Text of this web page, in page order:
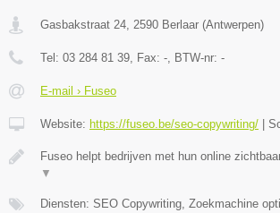
Gasbakstraat 24, 2590 Berlaar (Antwerpen)
Tel: 03 284 81 39, Fax: -, BTW-nr: -
E-mail › Fuseo
Website: https://fuseo.be/seo-copywriting/
Fuseo helpt bedrijven met hun online
▼
Diensten: SEO Copywriting, Zoekmachine